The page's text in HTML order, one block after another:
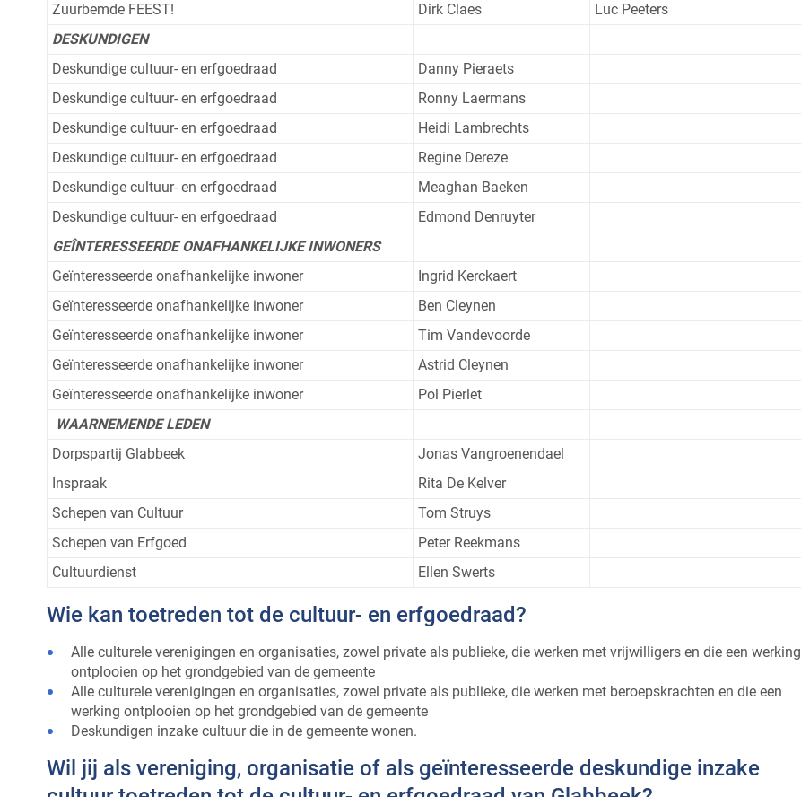
Zuurbemde FEEST!
Dirk Claes
Luc Peeters
DESKUNDIGEN
Deskundige cultuur- en erfgoedraad
Danny Pieraets
Deskundige cultuur- en erfgoedraad
Ronny Laermans
Deskundige cultuur- en erfgoedraad
Heidi Lambrechts
Deskundige cultuur- en erfgoedraad
Regine Dereze
Deskundige cultuur- en erfgoedraad
Meaghan Baeken
Deskundige cultuur- en erfgoedraad
Edmond Denruyter
GEÎNTERESSEERDE ONAFHANKELIJKE INWONERS
Geïnteresseerde onafhankelijke inwoner
Ingrid Kerckaert
Geïnteresseerde onafhankelijke inwoner
Ben Cleynen
Geïnteresseerde onafhankelijke inwoner
Tim Vandevoorde
Geïnteresseerde onafhankelijke inwoner
Astrid Cleynen
Geïnteresseerde onafhankelijke inwoner
Pol Pierlet
WAARNEMENDE LEDEN
Dorpspartij Glabbeek
Jonas Vangroenendael
Inspraak
Rita De Kelver
Schepen van Cultuur
Tom Struys
Schepen van Erfgoed
Peter Reekmans
Cultuurdienst
Ellen Swerts
Wie kan toetreden tot de cultuur- en erfgoedraad?
Alle culturele verenigingen en organisaties, zowel private als publieke, die werken met vrijwilligers en die een werking
ontplooien op het grondgebied van de gemeente
Alle culturele verenigingen en organisaties, zowel private als publieke, die werken met beroepskrachten en die een
werking ontplooien op het grondgebied van de gemeente
Deskundigen inzake cultuur die in de gemeente wonen.
Wil jij als vereniging, organisatie of als geïnteresseerde deskundige inzake